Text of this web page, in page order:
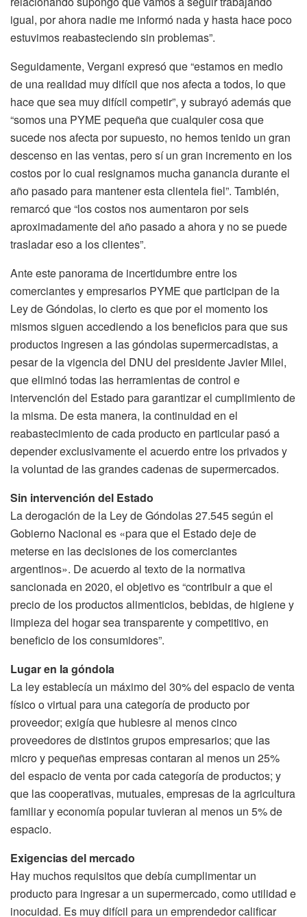
igual, por ahora nadie me informó nada y hasta hace poco
estuvimos reabasteciendo sin problemas”.
Seguidamente, Vergani expresó que “estamos en medio
de una realidad muy difícil que nos afecta a todos, lo que
hace que sea muy difícil competir”, y subrayó además que
“somos una PYME pequeña que cualquier cosa que
sucede nos afecta por supuesto, no hemos tenido un gran
descenso en las ventas, pero sí un gran incremento en los
costos por lo cual resignamos mucha ganancia durante el
año pasado para mantener esta clientela fiel”. También,
remarcó que “los costos nos aumentaron por seis
aproximadamente del año pasado a ahora y no se puede
trasladar eso a los clientes”.
Ante este panorama de incertidumbre entre los
comerciantes y empresarios PYME que participan de la
Ley de Góndolas, lo cierto es que por el momento los
mismos siguen accediendo a los beneficios para que sus
productos ingresen a las góndolas supermercadistas, a
pesar de la vigencia del DNU del presidente Javier Milei,
que eliminó todas las herramientas de control e
intervención del Estado para garantizar el cumplimiento de
la misma. De esta manera, la continuidad en el
reabastecimiento de cada producto en particular pasó a
depender exclusivamente el acuerdo entre los privados y
la voluntad de las grandes cadenas de supermercados.
Sin intervención del Estado
La derogación de la Ley de Góndolas 27.545 según el
Gobierno Nacional es «para que el Estado deje de
meterse en las decisiones de los comerciantes
argentinos». De acuerdo al texto de la normativa
sancionada en 2020, el objetivo es “contribuir a que el
precio de los productos alimenticios, bebidas, de higiene y
limpieza del hogar sea transparente y competitivo, en
beneficio de los consumidores”.
Lugar en la góndola
La ley establecía un máximo del 30% del espacio de venta
físico o virtual para una categoría de producto por
proveedor; exigía que hubiesre al menos cinco
proveedores de distintos grupos empresarios; que las
micro y pequeñas empresas contaran al menos un 25%
del espacio de venta por cada categoría de productos; y
que las cooperativas, mutuales, empresas de la agricultura
familiar y economía popular tuvieran al menos un 5% de
espacio.
Exigencias del mercado
Hay muchos requisitos que debía cumplimentar un
producto para ingresar a un supermercado, como utilidad e
inocuidad. Es muy difícil para un emprendedor calificar